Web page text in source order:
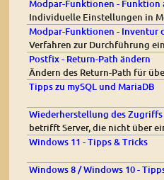
Modpar-Funktionen -
Individuelle Einstellungen in
Modpar-Funktionen - Inventur
Verfahren zur Durchführung
Postfix - Return-Path ändern
Ändern des Return-Path für
Tipps zu mySQL und MariaDB
Wiederherstellung des
betrifft Server, die nicht über
Windows 11 - Tipps & Tricks
Windows 8 / Windows 10 -